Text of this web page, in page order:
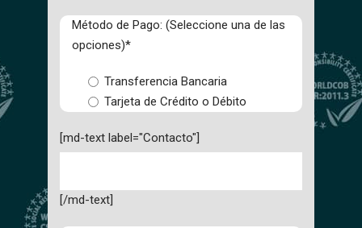
Método de Pago: (Seleccione una de las
opciones)*
Transferencia Bancaria
Tarjeta de Crédito o Débito
[md-text label="Contacto"]
[/md-text]